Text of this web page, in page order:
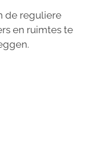
de reguliere
en ruimtes te